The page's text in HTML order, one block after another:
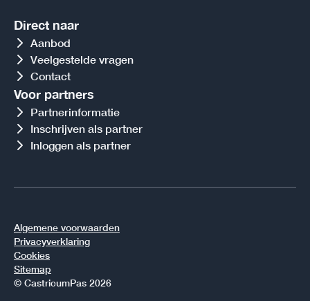
Direct naar
Aanbod
Veelgestelde vragen
Contact
Voor partners
Partnerinformatie
Inschrijven als partner
Inloggen als partner
Algemene voorwaarden
Privacyverklaring
Cookies
Sitemap
© CastricumPas 2026